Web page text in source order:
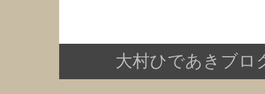
大村ひであきブロ